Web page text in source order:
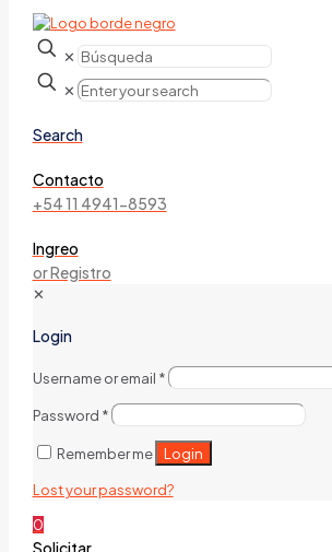
✕
✕
Search
Contacto
+54 11 4941-8593
Ingreo
or Registro
✕
Login
Username or email *
Password *
Remember me Login
Lost your password?
0